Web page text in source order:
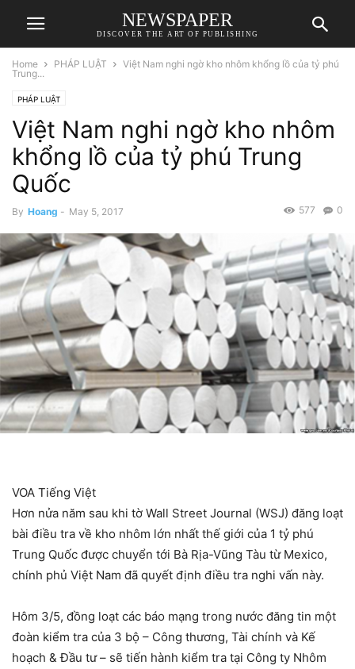
NEWSPAPER
DISCOVER THE ART OF PUBLISHING
Home PHÁP LUẬT
Việt Nam nghi ngờ kho nhôm khổng lồ của tỷ phú
Trung...
PHÁP LUẬT
Việt Nam nghi ngờ kho nhôm
khổng lồ của tỷ phú Trung
Quốc
By Hoang - May 5, 2017 0
577
VOA Tiếng Việt
Hơn nửa năm sau khi tờ Wall Street Journal (WSJ) đăng loạt
bài điều tra về kho nhôm lớn nhất thế giới của 1 tỷ phú
Trung Quốc được chuyển tới Bà Rịa-Vũng Tàu từ Mexico,
chính phủ Việt Nam đã quyết định điều tra nghi vấn này.
Hôm 3/5, đồng loạt các báo mạng trong nước đăng tin một
đoàn kiểm tra của 3 bộ – Công thương, Tài chính và Kế
hoạch & Đầu tư – sẽ tiến hành kiểm tra tại Công ty Nhôm